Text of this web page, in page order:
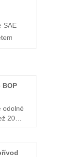
SAE
odolné
20